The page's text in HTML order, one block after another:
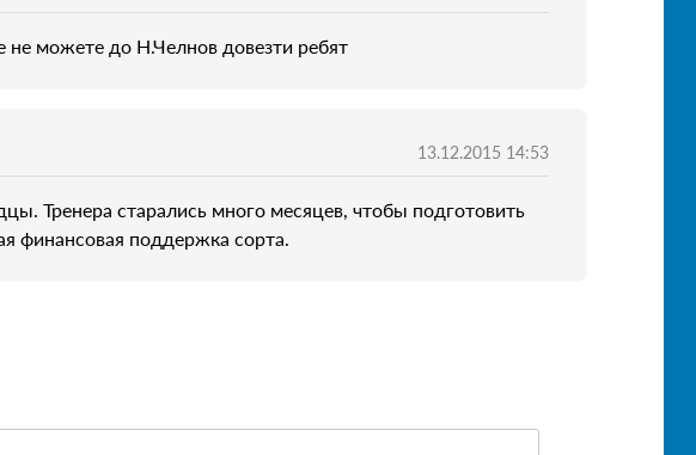
можете до Н.Челнов довезти ребят
13.12.2015 14:53
Тренера старались много месяцев, чтобы подготовить
финансовая поддержка сорта.